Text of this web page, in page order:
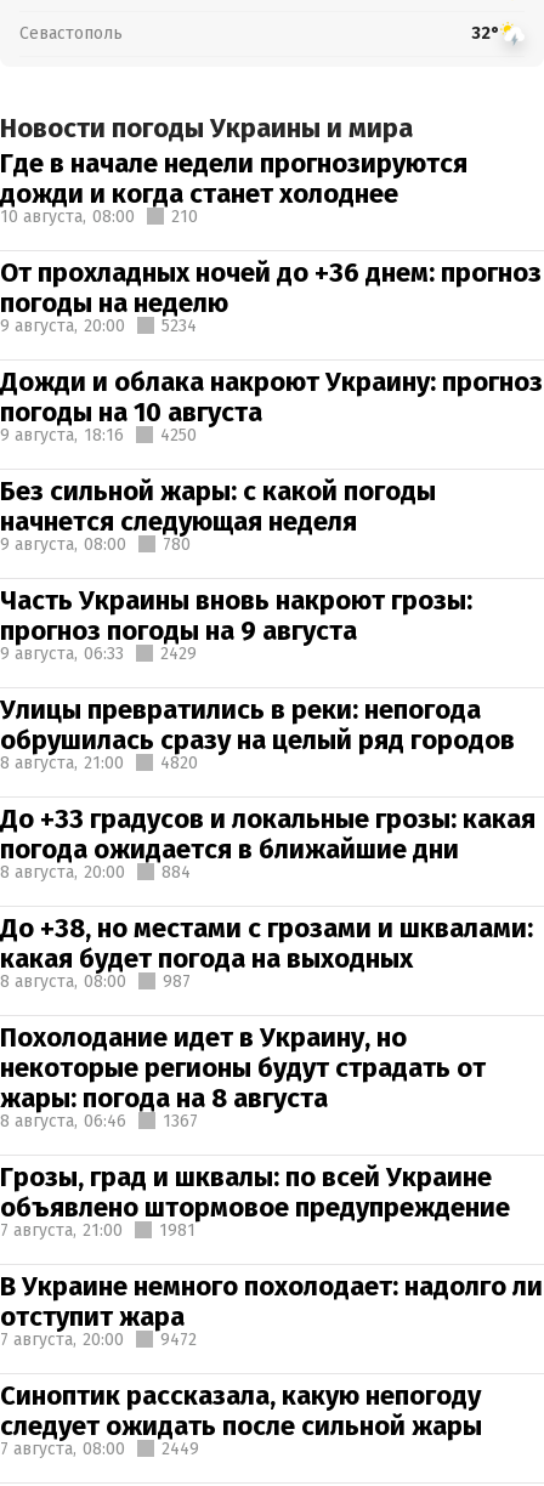
Севастополь 32°
Новости погоды Украины и мира
Где в начале недели прогнозируются
дожди и когда станет холоднее
10 августа, 08:00 210
От прохладных ночей до +36 днем: прогноз
погоды на неделю
9 августа, 20:00 5234
Дожди и облака накроют Украину: прогноз
погоды на 10 августа
9 августа, 18:16 4250
Без сильной жары: с какой погоды
начнется следующая неделя
9 августа, 08:00 780
Часть Украины вновь накроют грозы:
прогноз погоды на 9 августа
9 августа, 06:33 2429
Улицы превратились в реки: непогода
обрушилась сразу на целый ряд городов
8 августа, 21:00 4820
До +33 градусов и локальные грозы: какая
погода ожидается в ближайшие дни
8 августа, 20:00 884
До +38, но местами с грозами и шквалами:
какая будет погода на выходных
8 августа, 08:00 987
Похолодание идет в Украину, но
некоторые регионы будут страдать от
жары: погода на 8 августа
8 августа, 06:46 1367
Грозы, град и шквалы: по всей Украине
объявлено штормовое предупреждение
7 августа, 21:00 1981
В Украине немного похолодает: надолго ли
отступит жара
7 августа, 20:00 9472
Синоптик рассказала, какую непогоду
следует ожидать после сильной жары
7 августа, 08:00 2449